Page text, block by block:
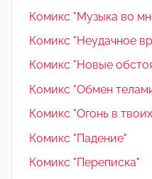
Комикс "Музыка во
Комикс "Неудачное
Комикс "Новые
Комикс "Обмен
Комикс "Огонь в твоих
Комикс "Падение"
Комикс "Переписка"